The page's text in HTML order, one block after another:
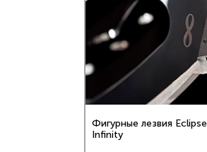
Фигурные лезвия Eclipse
Infinity